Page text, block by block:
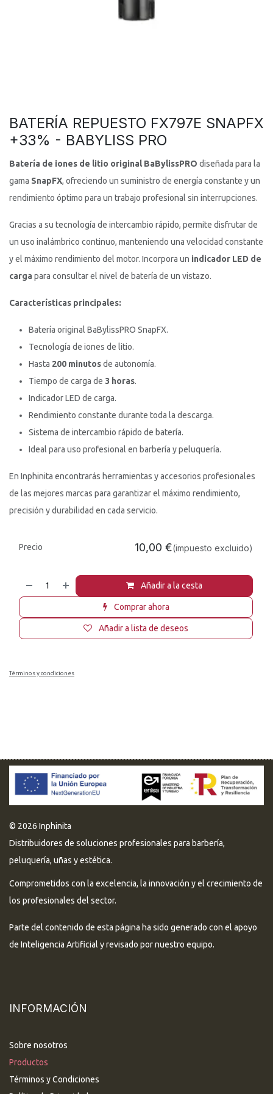
BATERÍA REPUESTO FX797E SNAPFX
+33% - BABYLISS PRO
Batería de iones de litio original BaBylissPRO diseñada para la
gama SnapFX, ofreciendo un suministro de energía constante y un
rendimiento óptimo para un trabajo profesional sin interrupciones.
Gracias a su tecnología de intercambio rápido, permite disfrutar de
un uso inalámbrico continuo, manteniendo una velocidad constante
y el máximo rendimiento del motor. Incorpora un indicador LED de
carga para consultar el nivel de batería de un vistazo.
Características principales:
Batería original BaBylissPRO SnapFX.
Tecnología de iones de litio.
Hasta 200 minutosde autonomía.
Tiempo de carga de 3 horas.
Indicador LED de carga.
Rendimiento constante durante toda la descarga.
Sistema de intercambio rápido de batería.
Ideal para uso profesional en barbería y peluquería.
En Inphinita encontrarás herramientas y accesorios profesionales
de las mejores marcas para garantizar el máximo rendimiento,
precisión y durabilidad en cada servicio.
Añadir a la cesta
Comprar ahora
Añadir a lista de deseos
Precio 10,00 €(impuesto excluido)
Términos y condiciones
© 2026 Inphinita
Distribuidores de soluciones profesionales para barbería,
peluquería, uñas y estética.
Comprometidos con la excelencia, la innovación y el crecimiento de
los profesionales del sector.
Parte del contenido de esta página ha sido generado con el apoyo
de Inteligencia Artificial y revisado por nuestro equipo.
INFORMACIÓN
Sobre nosotros
Productos
Términos y Condiciones